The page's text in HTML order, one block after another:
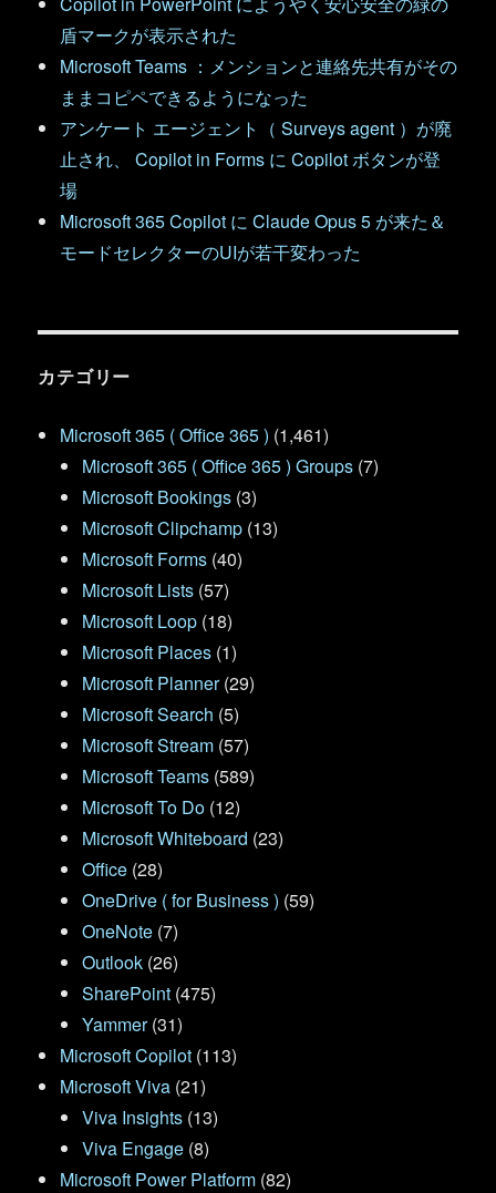
盾マークが表示された
Microsoft Teams ：メンションと連絡先共有がその
ままコピペできるようになった
アンケート エージェント（ Surveys agent ）が廃
止され、 Copilot in Forms に Copilot ボタンが登
場
Microsoft 365 Copilot に Claude Opus 5 が来た＆
モードセレクターのUIが若干変わった
カテゴリー
Microsoft 365 ( Office 365 ) (1,461)
Microsoft 365 ( Office 365 ) Groups (7)
Microsoft Bookings (3)
Microsoft Clipchamp (13)
Microsoft Forms (40)
Microsoft Lists (57)
Microsoft Loop (18)
Microsoft Places (1)
Microsoft Planner(29)
Microsoft Search (5)
Microsoft Stream (57)
Microsoft Teams (589)
Microsoft To Do (12)
Microsoft Whiteboard (23)
Office (28)
OneDrive ( for Business ) (59)
OneNote (7)
Outlook (26)
SharePoint (475)
Yammer(31)
Microsoft Copilot (113)
Microsoft Viva (21)
Viva Insights (13)
Viva Engage (8)
Microsoft Power Platform (82)